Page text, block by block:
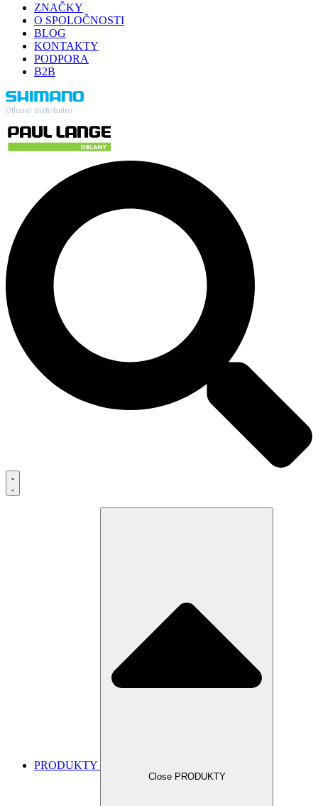
ZNAČKY
O SPOLOČNOSTI
BLOG
KONTAKTY
PODPORA
B2B
Official distributor
PRODUKTY
Close PRODUKTY